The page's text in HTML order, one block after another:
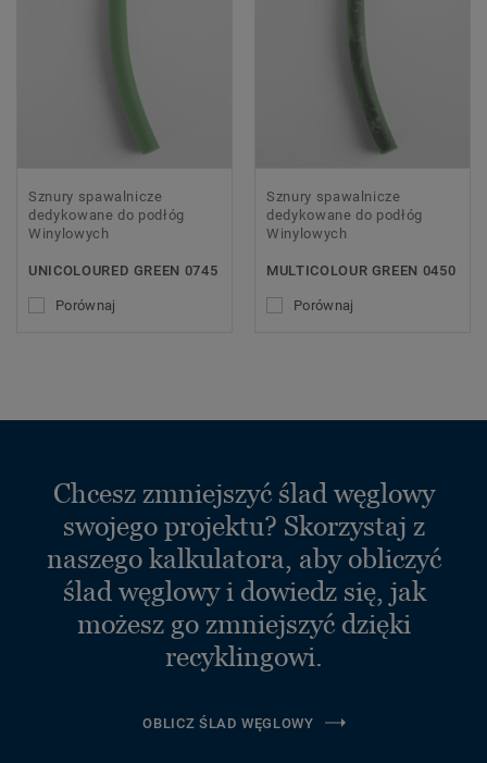
Sznury spawalnicze
dedykowane do podłóg
Winylowych
UNICOLOURED GREEN 0745
Porównaj
Sznury spawalnicze
dedykowane do podłóg
Winylowych
MULTICOLOUR GREEN 0450
Porównaj
Chcesz zmniejszyć ślad węglowy
swojego projektu? Skorzystaj z
naszego kalkulatora, aby obliczyć
ślad węglowy i dowiedz się, jak
możesz go zmniejszyć dzięki
recyklingowi.
OBLICZ ŚLAD WĘGLOWY